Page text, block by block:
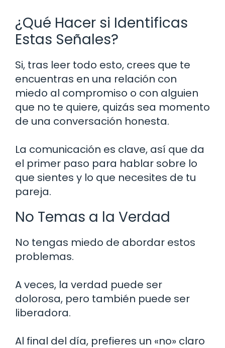
¿Qué Hacer si Identificas
Estas Señales?
Si, tras leer todo esto, crees que te
encuentras en una relación con
miedo al compromiso o con alguien
que no te quiere, quizás sea momento
de una conversación honesta.
La comunicación es clave, así que da
el primer paso para hablar sobre lo
que sientes y lo que necesites de tu
pareja.
No Temas a la Verdad
No tengas miedo de abordar estos
problemas.
A veces, la verdad puede ser
dolorosa, pero también puede ser
liberadora.
Al final del día, prefieres un «no» claro